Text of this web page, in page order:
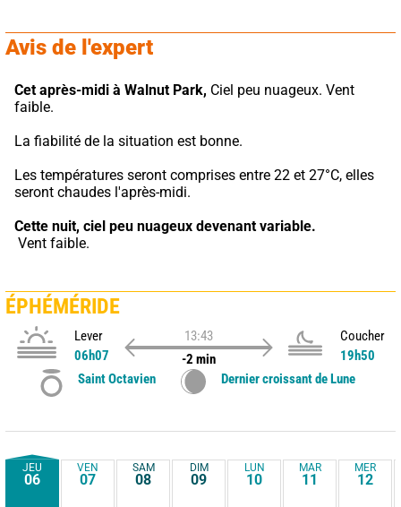
Avis de l'expert
Cet après-midi à Walnut Park, Ciel peu nuageux. Vent
faible.
La fiabilité de la situation est bonne.
Les températures seront comprises entre 22 et 27°C, elles
seront chaudes l'après-midi.
Cette nuit, ciel peu nuageux devenant variable.
Vent faible.
ÉPHÉMÉRIDE
Lever
06h07
13:43
-2 min
Coucher
19h50
Saint Octavien
Dernier croissant de Lune
JEU
06
VEN
07
SAM
08
DIM
09
LUN
10
MAR
11
MER
12